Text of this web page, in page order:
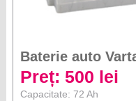
Baterie auto
Preț: 500 lei
Capacitate: 72 Ah